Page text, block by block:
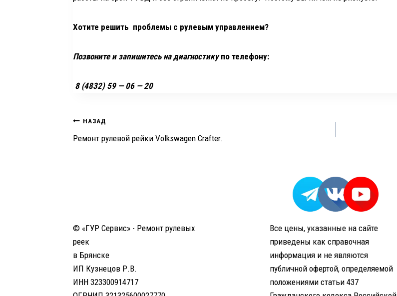
Хотите решить проблемы с рулевым управлением?
Позвоните и запишитесь на диагностикупо телефону:
8 (4832) 59 — 06 — 20
Навигация
по
НАЗАД
Ремонт рулевой рейки Volkswagen Crafter.
© «ГУР Сервис» - Ремонт рулевых
реек
в Брянске
ИП Кузнецов Р.В.
ИНН 323300914717
Все цены, указанные на сайте
приведены как справочная
информация и не являются
публичной офертой, определяемой
положениями статьи 437